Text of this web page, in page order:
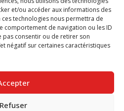
et/ou accéder aux informations des
technologies nous permettra de
comportement de navigation ou les ID
pas consentir ou de retirer son
négatif sur certaines caractéristiques
Refuser